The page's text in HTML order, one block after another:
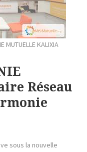
KALIXIA
Réseau
sous la nouvelle